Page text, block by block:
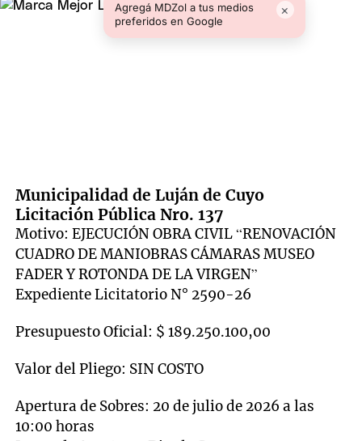
Agregá MDZol a tus medios
preferidos en Google
×
Municipalidad de Luján de Cuyo
Licitación Pública Nro. 137
Motivo: EJECUCIÓN OBRA CIVIL “RENOVACIÓN
CUADRO DE MANIOBRAS CÁMARAS MUSEO
FADER Y ROTONDA DE LA VIRGEN”
Expediente Licitatorio N° 2590-26
Presupuesto Oficial: $ 189.250.100,00
Valor del Pliego: SIN COSTO
Apertura de Sobres: 20 de julio de 2026 a las
10:00 horas